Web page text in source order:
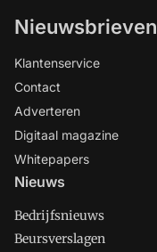
Nieuwsbrieven
Klantenservice
Contact
Adverteren
Digitaal magazine
Whitepapers
Nieuws
Bedrijfsnieuws
Beursverslagen